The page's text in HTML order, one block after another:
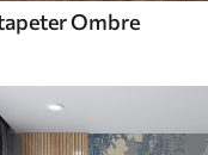
Ombre